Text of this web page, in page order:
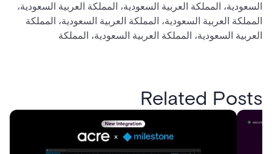
السعودية، المملكة العربية السعودية، المملكة العربية السعودية،
المملكة العربية السعودية، المملكة العربية السعودية، المملكة
العربية السعودية، المملكة العربية السعودية، المملكة
Related Posts